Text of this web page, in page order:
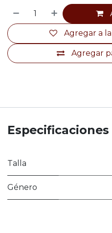
Agregar
Agregar a
Especificaciones
Talla
Género